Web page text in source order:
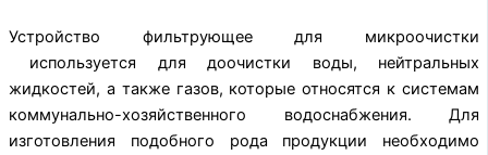
Устройство фильтрующее для микроочистки
используется для доочистки воды, нейтральных
жидкостей, а также газов, которые относятся к системам
коммунально-хозяйственного водоснабжения. Для
изготовления подобного рода продукции необходимо